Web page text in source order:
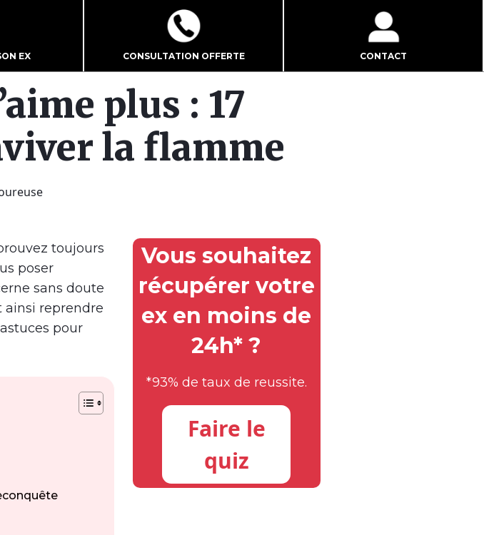
EX CONSULTATION OFFERTE CONTACT
plus : 17
la flamme
toujours
poser
sans doute
ainsi reprendre
pour
Vous souhaitez
récupérer votre
ex en moins de
24h* ?
*93% de taux de reussite.
Faire le
quiz